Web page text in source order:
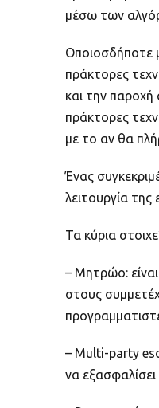
μέσω των
Οποιοσδήποτε
πράκτορες
και την
πράκτορες
με το αν θα
Ένας
λειτουργία
Τα κύρια
– Μητρώο:
στους
– Multi-party
να